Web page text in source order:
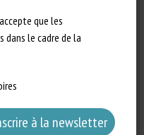
que les
le cadre de la